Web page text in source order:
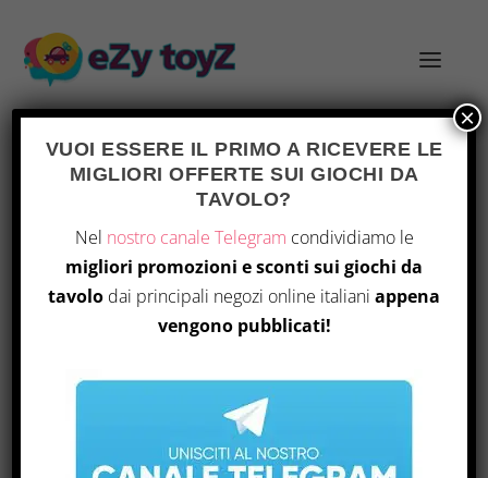
TAG:THE DUSTY EURO
VUOI ESSERE IL PRIMO A RICEVERE LE
MIGLIORI OFFERTE SUI GIOCHI DA
TAVOLO?
Nel nostro canale Telegram condividiamo le
migliori promozioni e sconti sui giochi da
tavolo dai principali negozi online italiani appena
vengono pubblicati!
×